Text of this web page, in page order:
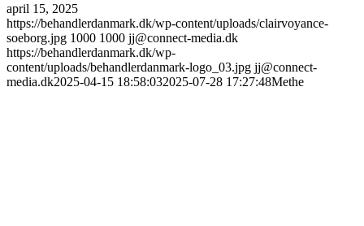
april 15, 2025
https://behandlerdanmark.dk/wp-content/uploads/clairvoyance-
soeborg.jpg 1000 1000 jj@connect-media.dk
https://behandlerdanmark.dk/wp-
content/uploads/behandlerdanmark-logo_03.jpg jj@connect-
media.dk2025-04-15 18:58:032025-07-28 17:27:48Methe